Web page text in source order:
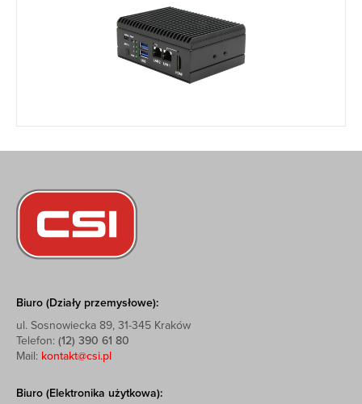
Biuro (Działy przemysłowe):
ul. Sosnowiecka 89, 31-345 Kraków
Telefon: (12) 390 61 80
Mail: kontakt@csi.pl
Biuro (Elektronika użytkowa):